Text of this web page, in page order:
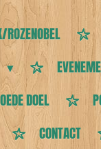
ROZENOBEL
DOEL
CONTACT